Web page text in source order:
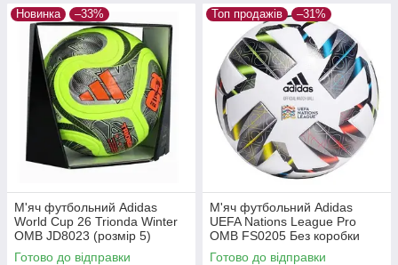
Новинка –33%
М'яч футбольний Adidas
World Cup 26 Trionda Winter
OMB JD8023 (розмір 5)
Готово до відправки
Топ продажів –31%
М'яч футбольний Adidas
UEFA Nations League Pro
OMB FS0205 Без коробки
(розмір 5)
Готово до відправки